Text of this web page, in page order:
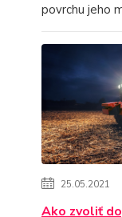
povrchu jeho
25.05.2021
Ako zvoliť